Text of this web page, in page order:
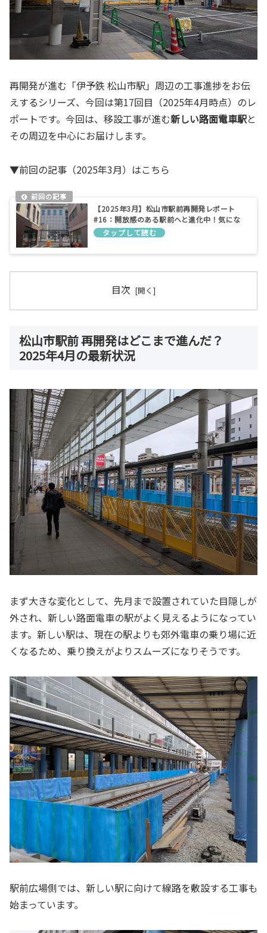
再開発が進む「伊予鉄 松山市駅」周辺の工事進捗をお伝
えするシリーズ、今回は第17回目（2025年4月時点）のレ
ポートです。今回は、移設工事が進む新しい路面電車駅と
その周辺を中心にお届けします。
▼前回の記事（2025年3月）はこちら
【2025年3月】松山市駅前再開発レポート
#16：開放感のある駅前へと進化中！気にな
る工事の進捗
目次
松山市駅前 再開発はどこまで進んだ？
2025年4月の最新状況
まず大きな変化として、先月まで設置されていた目隠しが
外され、新しい路面電車の駅がよく見えるようになってい
ます。新しい駅は、現在の駅よりも郊外電車の乗り場に近
くなるため、乗り換えがよりスムーズになりそうです。
駅前広場側では、新しい駅に向けて線路を敷設する工事も
始まっています。